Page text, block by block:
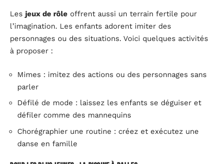
Les jeux de rôle offrent aussi un terrain fertile pour
l’imagination. Les enfants adorent imiter des
personnages ou des situations. Voici quelques activités
à proposer :
Mimes : imitez des actions ou des personnages sans
parler
Défilé de mode : laissez les enfants se déguiser et
défiler comme des mannequins
Chorégraphier une routine : créez et exécutez une
danse en famille